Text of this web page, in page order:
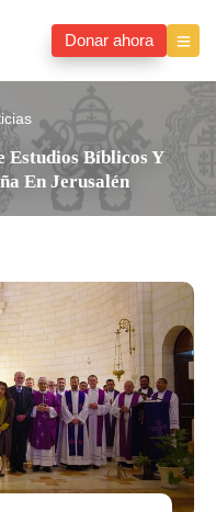
Donar ahora
Estudios Bíblicos Y
En Jerusalén